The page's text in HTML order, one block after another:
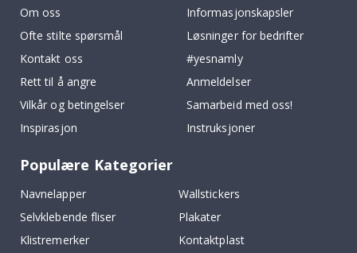
Om oss
Ofte stilte spørsmål
Kontakt oss
Rett til å angre
Vilkår og betingelser
Inspirasjon
Informasjonskapsler
Løsninger for bedrifter
#yesnamly
Anmeldelser
Samarbeid med oss!
Instruksjoner
Populære Kategorier
Navnelapper
Wallstickers
Selvklebende fliser
Plakater
Klistremerker
Kontaktplast